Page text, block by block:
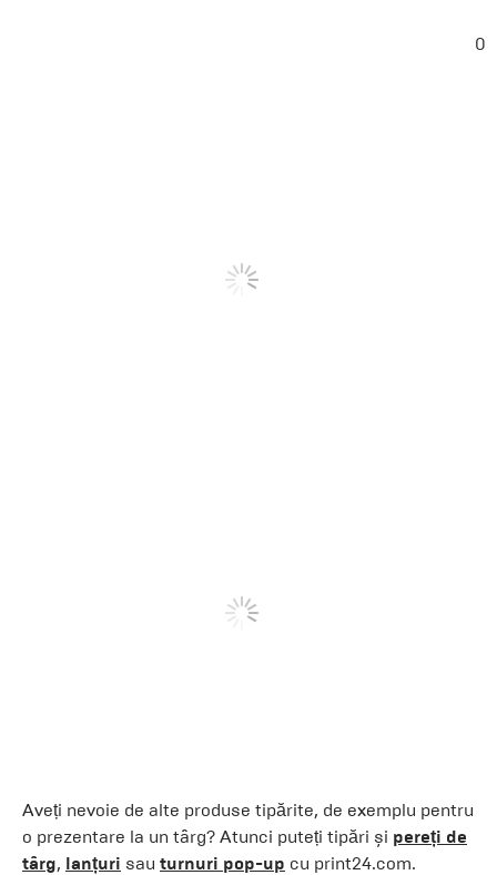
0
Aveți nevoie de alte produse tipărite, de exemplu pentru
o prezentare la un târg? Atunci puteți tipări și pereți de
târg, lanțuri sau turnuri pop-up cu print24.com.